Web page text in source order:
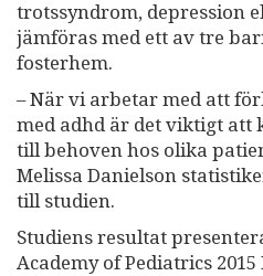
trotssyndrom, depression
jämföras med ett av tre
fosterhem.
– När vi arbetar med att
med adhd är det viktigt att
till behoven hos olika
Melissa Danielson
till studien.
Studiens resultat
Academy of Pediatrics